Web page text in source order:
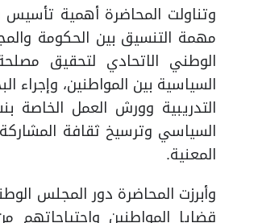
مهمة التنسيق بين الحكومة
الوطني الاتحادي لتحقيق
السياسية بين المواطنين، وإجراء
التدريبية وورش العمل الخاصة
السياسي وترسيخ ثقافة
المعنية.
وأبرزت المحاضرة دور المجلس
قضايا المواطنين واحتياجاتهم